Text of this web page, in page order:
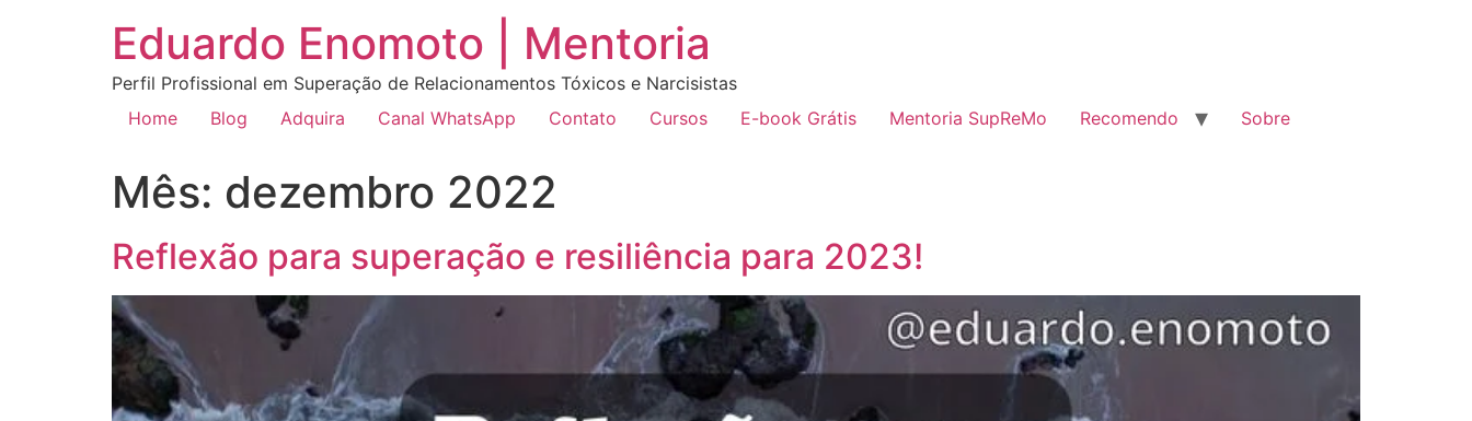
Eduardo Enomoto | Mentoria
Perfil Profissional em Superação de Relacionamentos Tóxicos e Narcisistas
Home
Blog Adquira Canal WhatsApp Contato Cursos E-book Grátis Mentoria SupReMo Recomendo Sobre
Mês: dezembro 2022
Reflexão para superação e resiliência para 2023!